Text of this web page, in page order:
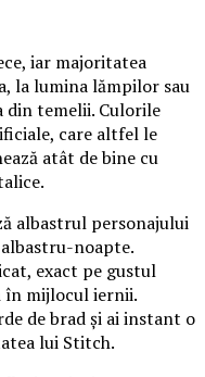
iar majoritatea
la lumina lămpilor sau
din temelii. Culorile
care altfel le
atât de bine cu
albastrul personajului
noapte.
exact pe gustul
în mijlocul iernii.
de brad și ai instant o
lui Stitch.